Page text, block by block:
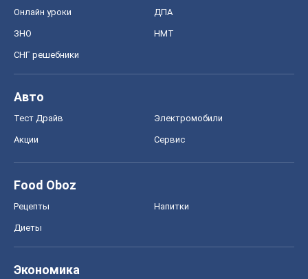
Онлайн уроки ДПА
ЗНО НМТ
СНГ решебники
Авто
Тест Драйв Электромобили
Акции Сервис
Food Oboz
Рецепты Напитки
Диеты
Экономика